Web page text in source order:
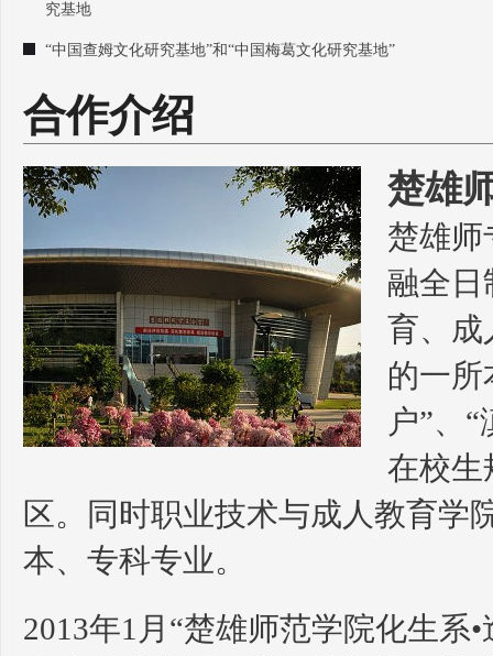
究基地
“中国查姆文化研究基地”和“中国梅葛文化研究基地”
合作介绍
楚雄
楚雄师
融全日
育、成
的一所
户”、
在校生
区。同时职业技术与成人教育学
本、专科专业。
2013年1月“楚雄师范学院化生系